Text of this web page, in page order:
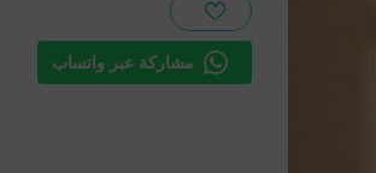
مشاركة عبر واتساب